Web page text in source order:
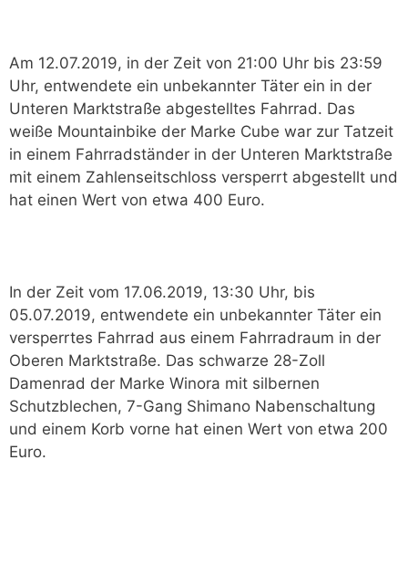
Am 12.07.2019, in der Zeit von 21:00 Uhr bis 23:59
Uhr, entwendete ein unbekannter Täter ein in der
Unteren Marktstraße abgestelltes Fahrrad. Das
weiße Mountainbike der Marke Cube war zur Tatzeit
in einem Fahrradständer in der Unteren Marktstraße
mit einem Zahlenseitschloss versperrt abgestellt und
hat einen Wert von etwa 400 Euro.
In der Zeit vom 17.06.2019, 13:30 Uhr, bis
05.07.2019, entwendete ein unbekannter Täter ein
versperrtes Fahrrad aus einem Fahrradraum in der
Oberen Marktstraße. Das schwarze 28-Zoll
Damenrad der Marke Winora mit silbernen
Schutzblechen, 7-Gang Shimano Nabenschaltung
und einem Korb vorne hat einen Wert von etwa 200
Euro.